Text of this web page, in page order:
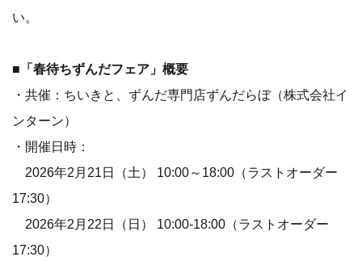
い。
■「春待ちずんだフェア」概要
・共催：ちいきと、ずんだ専門店ずんだらぼ（株式会社イ
ンターン）
・開催日時：
2026年2月21日（土） 10:00～18:00（ラストオーダー
17:30）
2026年2月22日（日） 10:00-18:00（ラストオーダー
17:30）